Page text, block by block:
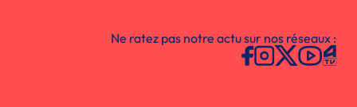
Ne ratez pas notre actu sur nos réseaux :